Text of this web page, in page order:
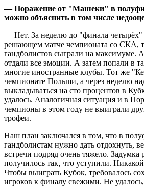
— Поражение от "Машеки" в
можно объяснить в том числе
— Нет. За неделю до "финала четырёх"
решающем матче чемпионата со СКА,
гандболистов сыграли на максимуме.
отдали все эмоции. А затем попали в
многие иностранные клубы. Тот же
чемпионате Польши, а через неделю
выкладываться на сто процентов в
удалось. Аналогичная ситуация и в
чемпионы в этом году не выиграли
трофеи.
Наш план заключался в том, что в
гандболистам нужно дать отдохнуть,
встречи подряд очень тяжело. Задумка
получилось так, что уступили.
Чтобы выиграть Кубок, требовалось
игроков к финалу свежими. Не